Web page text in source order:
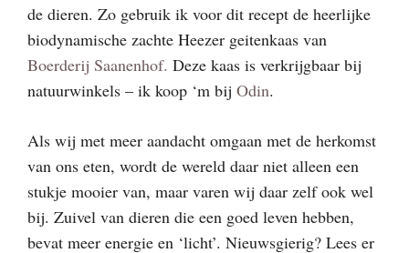
de dieren. Zo gebruik ik voor dit recept de heerlijke
biodynamische zachte Heezer geitenkaas van
Boerderij Saanenhof. Deze kaas is verkrijgbaar bij
natuurwinkels – ik koop ‘m bij Odin.
Als wij met meer aandacht omgaan met de herkomst
van ons eten, wordt de wereld daar niet alleen een
stukje mooier van, maar varen wij daar zelf ook wel
bij. Zuivel van dieren die een goed leven hebben,
bevat meer energie en ‘licht’. Nieuwsgierig? Lees er